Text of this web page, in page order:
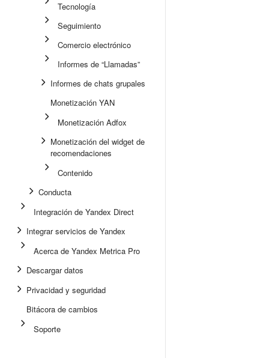
Tecnología
Seguimiento
Comercio electrónico
Informes de “Llamadas”
Informes de chats grupales
Monetización YAN
Monetización Adfox
Monetización del widget de
recomendaciones
Contenido
Conducta
Integración de Yandex Direct
Integrar servicios de Yandex
Acerca de Yandex Metrica Pro
Descargar datos
Privacidad y seguridad
Bitácora de cambios
Soporte